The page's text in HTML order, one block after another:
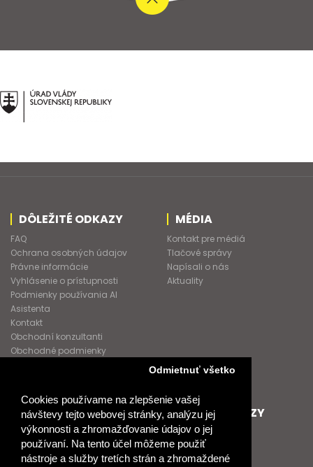
Cookies používame na zlepšenie vašej
návštevy tejto webovej stránky, analýzu jej
výkonnosti a zhromažďovanie údajov o jej
používaní. Na tento účel môžeme použiť
nástroje a služby tretích strán a zhromaždené
Odmietnuť všetko
DÔLEŽITÉ ODKAZY
FAQ
Ochrana osobných údajov
Právne informácie
Vyhlásenie o prístupnosti
Podmienky používania AI
Asistenta
Kontakt
Obchodní konzultanti
Obchodné podmienky
MÉDIA
Kontakt pre médiá
Tlačové správy
Napísali o nás
Aktuality
SPOLUPRACUJEME
Podporujeme
Naše projekty
Spolupracujeme
ĎALŠIE ODKAZY
O Raabe
O Klett
Naši autori